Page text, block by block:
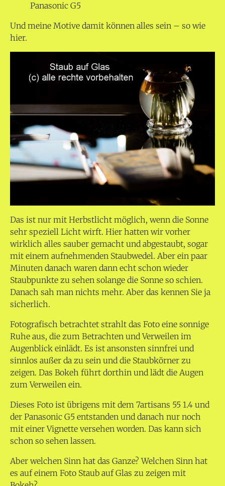
Panasonic G5
Und meine Motive damit können alles sein – so wie
hier.
Das ist nur mit Herbstlicht möglich, wenn die Sonne
sehr speziell Licht wirft. Hier hatten wir vorher
wirklich alles sauber gemacht und abgestaubt, sogar
mit einem aufnehmenden Staubwedel. Aber ein paar
Minuten danach waren dann echt schon wieder
Staubpunkte zu sehen solange die Sonne so schien.
Danach sah man nichts mehr. Aber das kennen Sie ja
sicherlich.
Fotografisch betrachtet strahlt das Foto eine sonnige
Ruhe aus, die zum Betrachten und Verweilen im
Augenblick einlädt. Es ist ansonsten sinnfrei und
sinnlos außer da zu sein und die Staubkörner zu
zeigen. Das Bokeh führt dorthin und lädt die Augen
zum Verweilen ein.
Dieses Foto ist übrigens mit dem 7artisans 55 1.4 und
der Panasonic G5 entstanden und danach nur noch
mit einer Vignette versehen worden. Das kann sich
schon so sehen lassen.
Aber welchen Sinn hat das Ganze? Welchen Sinn hat
es auf einem Foto Staub auf Glas zu zeigen mit